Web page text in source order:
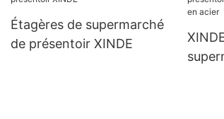
détail
Étagères de supermarché
de présentoir XINDE